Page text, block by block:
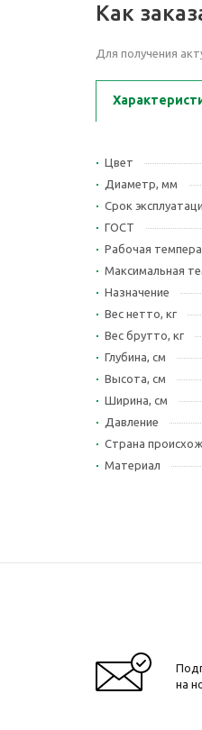
Как
Для получения
Цвет
Диаметр, мм
Срок
ГОСТ
Рабочая
Максимальная
Назначение
Вес нетто, кг
Вес брутто, кг
Глубина, см
Высота, см
Ширина, см
Давление
Страна
Материал
на